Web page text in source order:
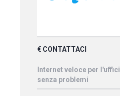
€ CONTATTACI
Internet veloce per
senza problemi